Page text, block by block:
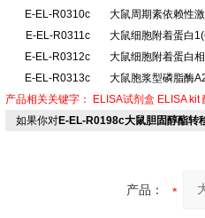
E-EL-R0310c
大鼠周期素依赖性
E-EL-R0311c
大鼠细胞附着蛋白
E-EL-R0312c
大鼠细胞附着蛋白
E-EL-R0313c
大鼠胞浆型磷脂酶
产品相关关键字：
ELISA试剂盒 ELISA kit
如果你对E-EL-R0198c大鼠胆固醇酯转
产品：